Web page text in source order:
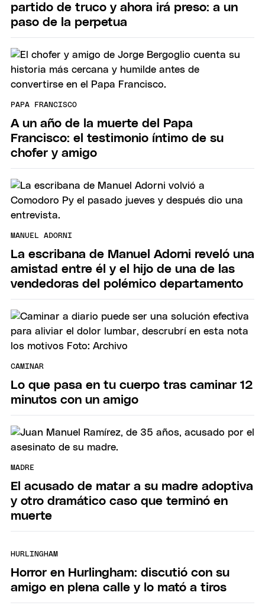
partido de truco y ahora irá preso: a un
paso de la perpetua
PAPA FRANCISCO
A un año de la muerte del Papa
Francisco: el testimonio íntimo de su
chofer y amigo
MANUEL ADORNI
La escribana de Manuel Adorni reveló una
amistad entre él y el hijo de una de las
vendedoras del polémico departamento
CAMINAR
Lo que pasa en tu cuerpo tras caminar 12
minutos con un amigo
MADRE
El acusado de matar a su madre adoptiva
y otro dramático caso que terminó en
muerte
HURLINGHAM
Horror en Hurlingham: discutió con su
amigo en plena calle y lo mató a tiros